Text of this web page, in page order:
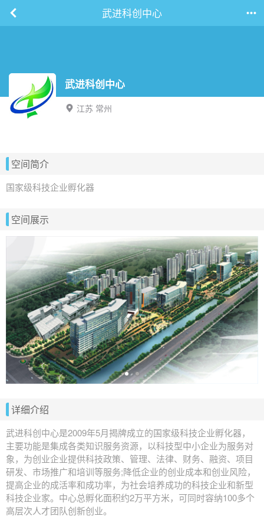
武进科创中心
武进科创中心
江苏 常州
空间简介
国家级科技企业孵化器
空间展示
详细介绍
武进科创中心是2009年5月揭牌成立的国家级科技企业孵化器，
主要功能是集成各类知识服务资源，以科技型中小企业为服务对
象，为创业企业提供科技政策、管理、法律、财务、融资、项目
研发、市场推广和培训等服务;降低企业的创业成本和创业风险，
提高企业的成活率和成功率，为社会培养成功的科技企业和新型
科技企业家。中心总孵化面积约2万平方米，可同时容纳100多个
高层次人才团队创新创业。